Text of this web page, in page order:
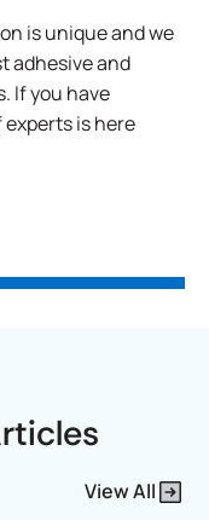
is unique and we
adhesive and
If you have
is here
View All